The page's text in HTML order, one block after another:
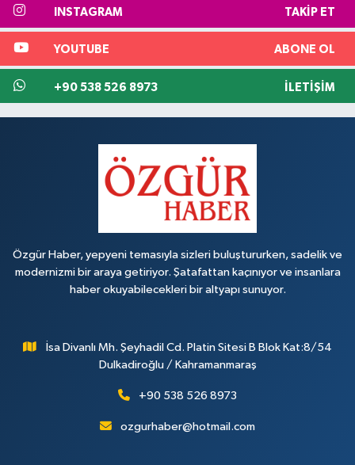
INSTAGRAM TAKIP ET
YOUTUBE ABONE OL
+90 538 526 8973 İLETIŞIM
Özgür Haber, yepyeni temasıyla sizleri buluştururken, sadelik ve
modernizmi bir araya getiriyor. Şatafattan kaçınıyor ve insanlara
haber okuyabilecekleri bir altyapı sunuyor.
İsa Divanlı Mh. Şeyhadil Cd. Platin Sitesi B Blok Kat:8/54
Dulkadiroğlu / Kahramanmaraş
+90 538 526 8973
ozgurhaber@hotmail.com